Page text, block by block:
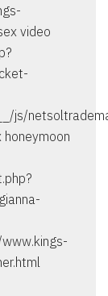
video
js/